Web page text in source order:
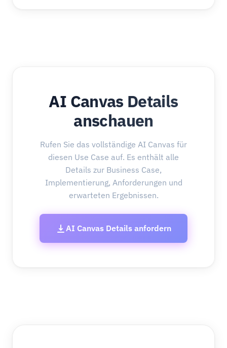
AI Canvas Details
anschauen
Rufen Sie das vollständige AI Canvas für
diesen Use Case auf. Es enthält alle
Details zur Business Case,
Implementierung, Anforderungen und
erwarteten Ergebnissen.
AI Canvas Details anfordern